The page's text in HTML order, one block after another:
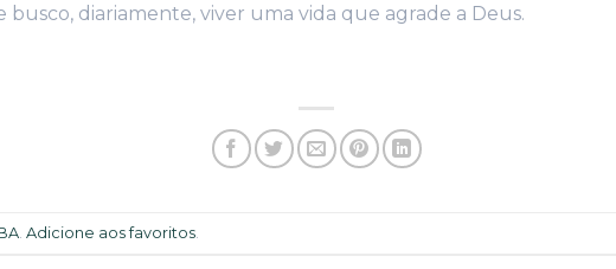
busco, diariamente, viver uma vida que agrade a Deus.
Adicione aos favoritos